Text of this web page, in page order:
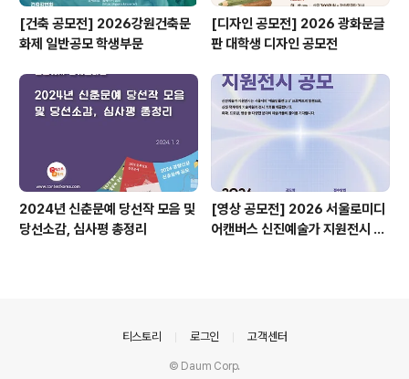
[건축 공모전] 2026강원건축문
화제 일반공모 학생부문
[디자인 공모전] 2026 광화문글
판 대학생 디자인 공모전
2024년 신춘문예 당선작 모음 및
당선소감, 심사평 총정리
[영상 공모전] 2026 서울로미디
어캔버스 신진예술가 지원전시 공
티스토리 로그인 고객센터
© Daum Corp.